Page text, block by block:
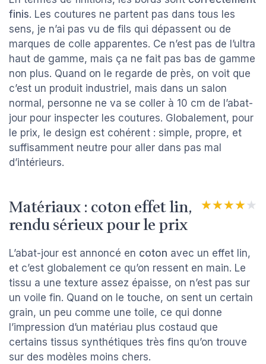
finis. Les coutures ne partent pas dans tous les
sens, je n’ai pas vu de fils qui dépassent ou de
marques de colle apparentes. Ce n’est pas de l’ultra
haut de gamme, mais ça ne fait pas bas de gamme
non plus. Quand on le regarde de près, on voit que
c’est un produit industriel, mais dans un salon
normal, personne ne va se coller à 10 cm de l’abat-
jour pour inspecter les coutures. Globalement, pour
le prix, le design est cohérent : simple, propre, et
suffisamment neutre pour aller dans pas mal
d’intérieurs.
Matériaux : coton effet lin,
rendu sérieux pour le prix
★★★★★
★★★★★
L’abat-jour est annoncé en coton avec un effet lin,
et c’est globalement ce qu’on ressent en main. Le
tissu a une texture assez épaisse, on n’est pas sur
un voile fin. Quand on le touche, on sent un certain
grain, un peu comme une toile, ce qui donne
l’impression d’un matériau plus costaud que
certains tissus synthétiques très fins qu’on trouve
sur des modèles moins chers.